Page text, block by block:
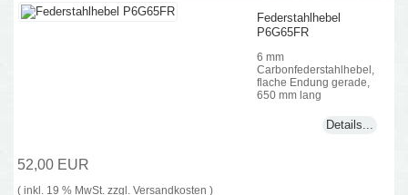
Federstahlhebel
P6G65FR
6 mm
Carbonfederstahlhebel,
flache Endung gerade,
650 mm lang
Details...
52,00 EUR
( inkl. 19 % MwSt. zzgl.Versandkosten )